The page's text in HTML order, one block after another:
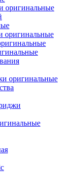
оригинальные
оригинальные
оригинальные